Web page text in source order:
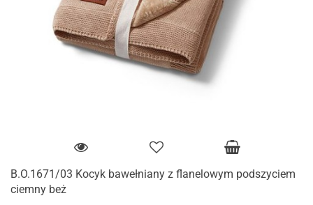
B.O.1671/03 Kocyk bawełniany z flanelowym podszyciem
ciemny beż